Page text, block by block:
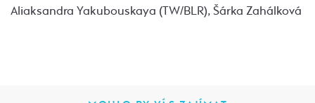
Aliaksandra Yakubouskaya (TW/BLR), Šárka Zahálková